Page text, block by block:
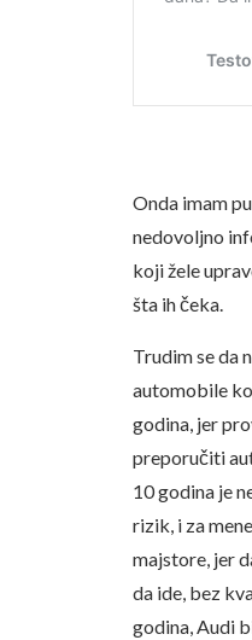
Onda imam
nedovoljno
koji žele
šta ih čeka.
Trudim se da
automobile
godina, jer
preporučiti
10 godina je
rizik, i za
majstore, jer
da ide, bez
godina, Audi